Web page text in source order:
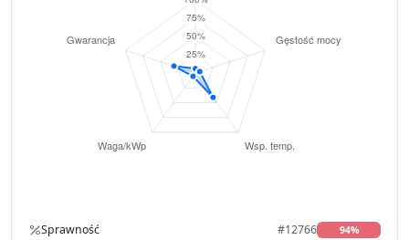
Sprawność #12766 94%